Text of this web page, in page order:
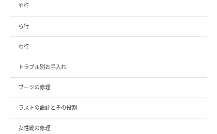
や行
ら行
わ行
トラブル別お手入れ
ブーツの修理
ラストの設計とその役割
女性靴の修理